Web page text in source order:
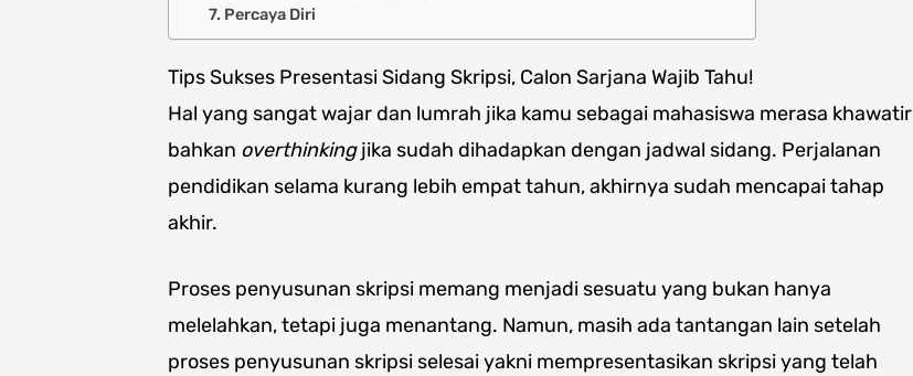
7. Percaya Diri
Tips Sukses Presentasi Sidang Skripsi, Calon Sarjana Wajib Tahu!
Hal yang sangat wajar dan lumrah jika kamu sebagai mahasiswa merasa khawatir
bahkan overthinkingjika sudah dihadapkan dengan jadwal sidang. Perjalanan
pendidikan selama kurang lebih empat tahun, akhirnya sudah mencapai tahap
akhir.
Proses penyusunan skripsi memang menjadi sesuatu yang bukan hanya
melelahkan, tetapi juga menantang. Namun, masih ada tantangan lain setelah
proses penyusunan skripsi selesai yakni mempresentasikan skripsi yang telah